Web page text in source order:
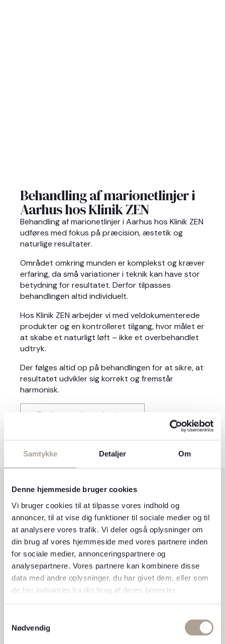
Samtykke Detaljer Om
Denne hjemmeside bruger cookies
Vi bruger cookies til at tilpasse vores indhold og
annoncer, til at vise dig funktioner til sociale medier og til
at analysere vores trafik. Vi deler også oplysninger om
din brug af vores hjemmeside med vores partnere inden
for sociale medier, annonceringspartnere og
analysepartnere. Vores partnere kan kombinere disse
data med andre oplysninger, du har givet dem, eller som
de har indsamlet fra din brug af deres tjenester.
Nødvendig
Behandling af marionetlinjer i
Aarhus hos Klinik ZEN
Behandling af marionetlinjer i Aarhus hos Klinik ZEN
udføres med fokus på præcision, æstetik og
naturlige resultater.
Området omkring munden er komplekst og kræver
erfaring, da små variationer i teknik kan have stor
betydning for resultatet. Derfor tilpasses
behandlingen altid individuelt.
Hos Klinik ZEN arbejder vi med veldokumenterede
produkter og en kontrolleret tilgang, hvor målet er
at skabe et naturligt løft – ikke et overbehandlet
udtryk.
Der følges altid op på behandlingen for at sikre, at
resultatet udvikler sig korrekt og fremstår
harmonisk.
Book gratis konsultation
Priser
NEXFILL - ML. PRISER
Nexfill 0,5 ml.
Nexfill 1 ml. 1.500 kr.
3.300 kr.